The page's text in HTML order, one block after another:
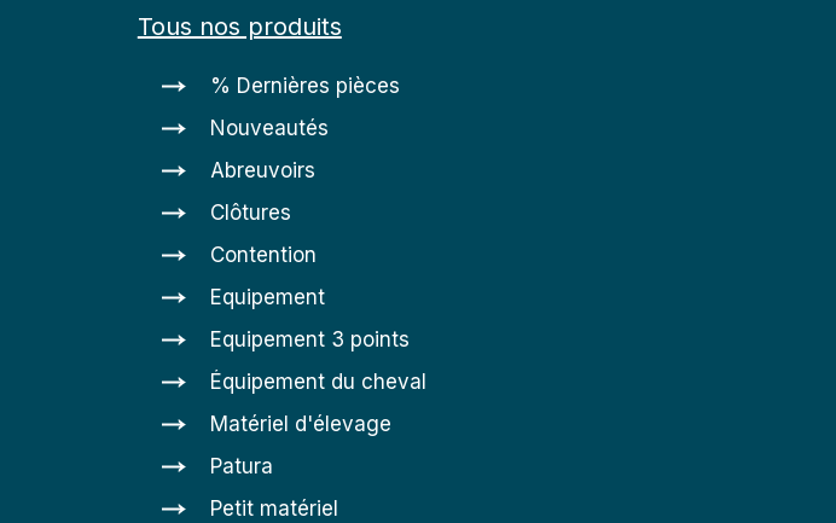
Tous nos produits
% Dernières pièces
Nouveautés
Abreuvoirs
Clôtures
Contention
Equipement
Equipement 3 points
Équipement du cheval
Matériel d'élevage
Patura
Petit matériel